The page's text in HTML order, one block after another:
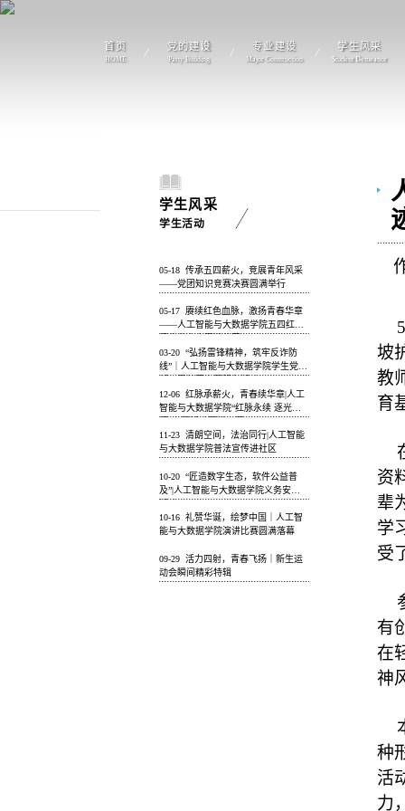
首页
HOME
党的建设
Party Building
专业建设
Major Construction
学生风采
Student Demeanor
学生风采
学生活动
05-18
——党团知识竞赛决赛圆满举行
05-17
——人工智能与大数据学院五四红色
03-20
线”｜人工智能与大数据学院学生党支
12-06
智能与大数据学院“红脉永续 逐光而
11-23
与大数据学院普法宣传进社区
10-20
及”|人工智能与大数据学院义务安装
10-16
能与大数据学院演讲比赛圆满落幕
09-29
动会瞬间精彩特辑
坡
教
育
资
辈
学
受
有
在
神
种
活
力